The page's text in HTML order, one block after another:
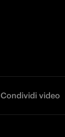
Condividi video